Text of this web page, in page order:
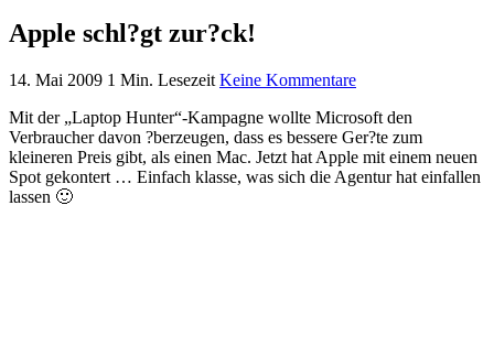
Apple schl?gt zur?ck!
14. Mai 2009 1 Min. Lesezeit Keine Kommentare
Mit der „Laptop Hunter“-Kampagne wollte Microsoft den
Verbraucher davon ?berzeugen, dass es bessere Ger?te zum
kleineren Preis gibt, als einen Mac. Jetzt hat Apple mit einem neuen
Spot gekontert … Einfach klasse, was sich die Agentur hat einfallen
lassen 🙂